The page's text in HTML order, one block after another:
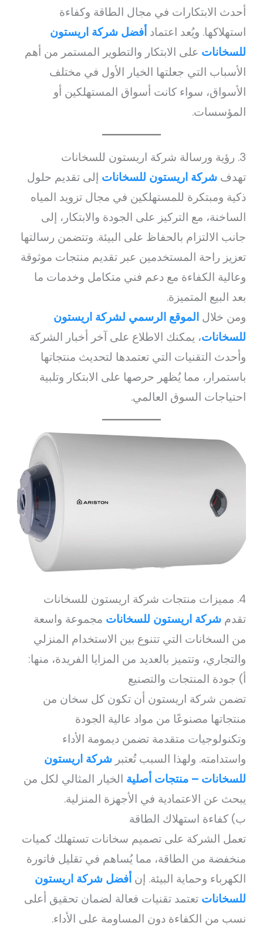
أحدث الابتكارات في مجال الطاقة وكفاءة
استهلاكها. ويُعد اعتمادأفضل شركة اريستون
للسخانات على الابتكار والتطوير المستمر من أهم
الأسباب التي جعلتها الخيار الأول في مختلف
الأسواق، سواء كانت أسواق المستهلكين أو
المؤسسات.
3. رؤية ورسالة شركة اريستون للسخانات
تهدفشركة اريستون للسخانات إلى تقديم حلول
ذكية ومبتكرة للمستهلكين في مجال تزويد المياه
الساخنة، مع التركيز على الجودة والابتكار، إلى
جانب الالتزام بالحفاظ على البيئة. وتتضمن رسالتها
تعزيز راحة المستخدمين عبر تقديم منتجات موثوقة
وعالية الكفاءة مع دعم فني متكامل وخدمات ما
بعد البيع المتميزة.
ومن خلالالموقع الرسمي لشركة اريستون
للسخانات، يمكنك الاطلاع على آخر أخبار الشركة
وأحدث التقنيات التي تعتمدها لتحديث منتجاتها
باستمرار، مما يُظهر حرصها على الابتكار وتلبية
احتياجات السوق العالمي.
4. مميزات منتجات شركة اريستون للسخانات
تقدمشركة اريستون للسخانات مجموعة واسعة
من السخانات التي تتنوع بين الاستخدام المنزلي
والتجاري، وتتميز بالعديد من المزايا الفريدة، منها:
أ) جودة المنتجات والتصنيع
تضمن شركة اريستون أن تكون كل سخان من
منتجاتها مصنوعًا من مواد عالية الجودة
وتكنولوجيات متقدمة تضمن ديمومة الأداء
واستدامته. ولهذا السبب تُعتبرشركة اريستون
للسخانات – منتجات أصلية الخيار المثالي لكل من
يبحث عن الاعتمادية في الأجهزة المنزلية.
ب) كفاءة استهلاك الطاقة
تعمل الشركة على تصميم سخانات تستهلك كميات
منخفضة من الطاقة، مما يُساهم في تقليل فاتورة
الكهرباء وحماية البيئة. إنأفضل شركة اريستون
للسخانات تعتمد تقنيات فعالة لضمان تحقيق أعلى
نسب من الكفاءة دون المساومة على الأداء.